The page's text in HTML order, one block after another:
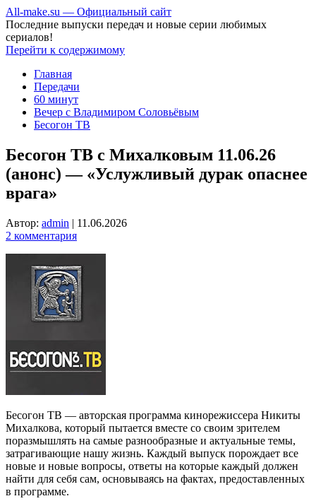
All-make.su — Официальный сайт
Последние выпуски передач и новые серии любимых
сериалов!
Перейти к содержимому
Главная
Передачи
60 минут
Вечер с Владимиром Соловьёвым
Бесогон ТВ
Бесогон ТВ с Михалковым 11.06.26
(анонс) — «Услужливый дурак опаснее
врага»
Автор: admin | 11.06.2026
2 комментария
Бесогон ТВ — авторская программа кинорежиссера Никиты
Михалкова, который пытается вместе со своим зрителем
поразмышлять на самые разнообразные и актуальные темы,
затрагивающие нашу жизнь. Каждый выпуск порождает все
новые и новые вопросы, ответы на которые каждый должен
найти для себя сам, основываясь на фактах, предоставленных
в программе.